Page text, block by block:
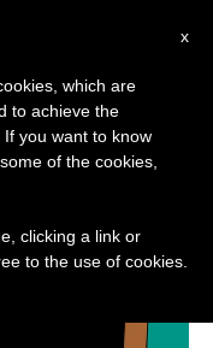
x
which are
to achieve the
you want to know
of the cookies,
clicking a link or
to the use of cookies.